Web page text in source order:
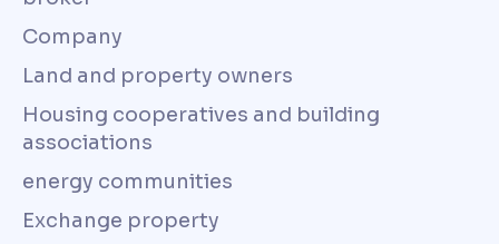
Company
Land and property owners
Housing cooperatives and building
associations
energy communities
Exchange property